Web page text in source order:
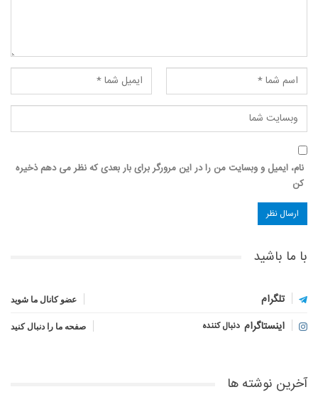
نام، ایمیل و وبسایت من را در این مرورگر برای بار بعدی که نظر می دهم ذخیره
کن
با ما باشید
تلگرام عضو کانال ما شوید
اینستاگرام دنبال کننده صفحه ما را دنبال کنید
آخرین نوشته ها